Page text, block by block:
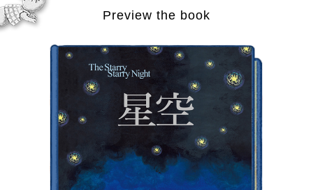
Preview the book